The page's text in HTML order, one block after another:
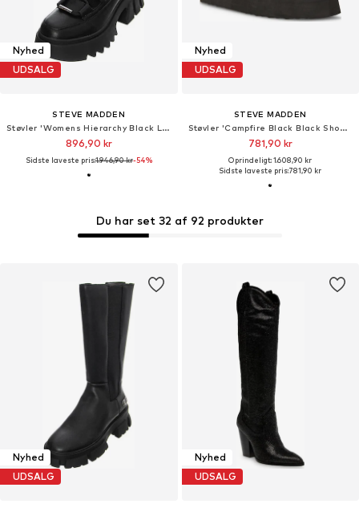
Nyhed
UDSALG
STEVE MADDEN
Støvler 'Womens Hierarchy Black Lace-Up Boots'
896,90 kr
Sidste laveste pris:1.946,90 kr-54%
Nyhed
UDSALG
STEVE MADDEN
Støvler 'Campfire Black Black Shoes'
781,90 kr
Oprindeligt: 1.608,90 kr
Sidste laveste pris:781,90 kr
Nyhed
UDSALG
Du har set 32 af 92 produkter
Nyhed
UDSALG